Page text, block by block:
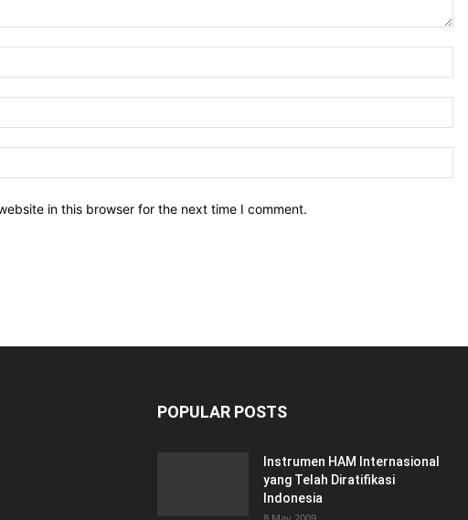
in this browser for the next time I comment.
POPULAR POSTS
Instrumen HAM Internasional
yang Telah Diratifikasi
Indonesia